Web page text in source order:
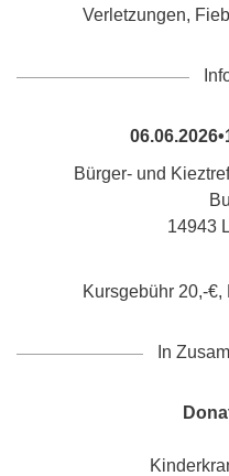
Verletzungen,
Bürger- und
14943
Kursgebühr 20,-
In